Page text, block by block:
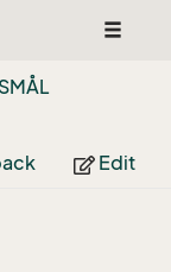
Toggle
Edit